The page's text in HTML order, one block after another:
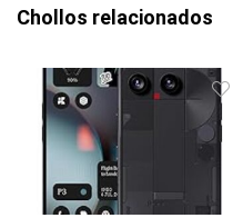
Chollos relacionados